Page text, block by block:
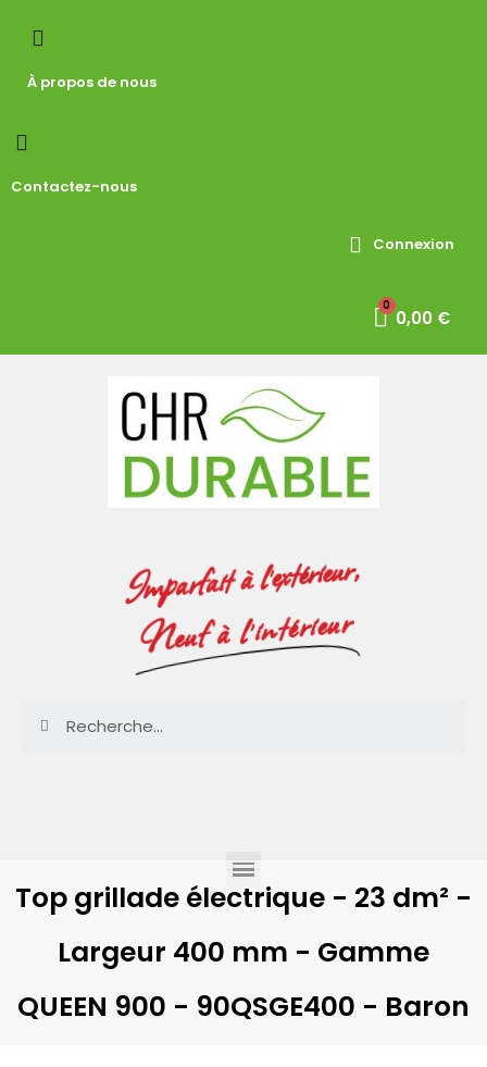
À propos de nous
Contactez-nous
Connexion
0,00 €
Imparfait à l'extérieur,
Neuf à l'intérieur
Top grillade électrique - 23 dm² -
Largeur 400 mm - Gamme
QUEEN 900 - 90QSGE400 - Baron